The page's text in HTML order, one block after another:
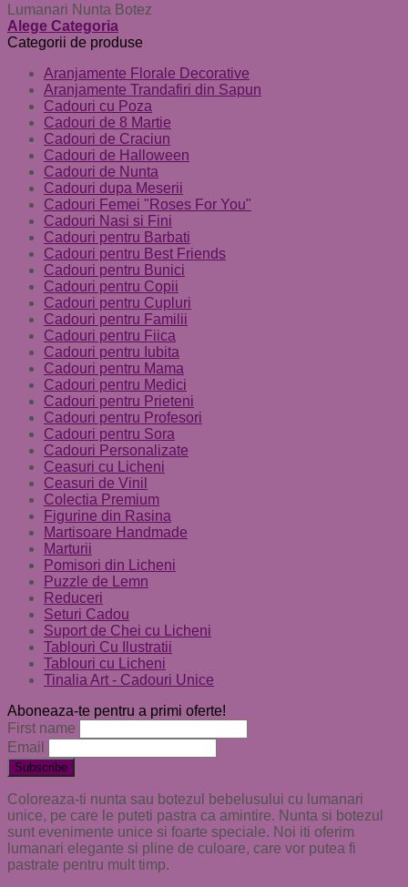
Lumanari Nunta Botez
Alege Categoria
Categorii de produse
Aranjamente Florale Decorative
Aranjamente Trandafiri din Sapun
Cadouri cu Poza
Cadouri de 8 Martie
Cadouri de Craciun
Cadouri de Halloween
Cadouri de Nunta
Cadouri dupa Meserii
Cadouri Femei "Roses For You"
Cadouri Nasi si Fini
Cadouri pentru Barbati
Cadouri pentru Best Friends
Cadouri pentru Bunici
Cadouri pentru Copii
Cadouri pentru Cupluri
Cadouri pentru Familii
Cadouri pentru Fiica
Cadouri pentru Iubita
Cadouri pentru Mama
Cadouri pentru Medici
Cadouri pentru Prieteni
Cadouri pentru Profesori
Cadouri pentru Sora
Cadouri Personalizate
Ceasuri cu Licheni
Ceasuri de Vinil
Colectia Premium
Figurine din Rasina
Martisoare Handmade
Marturii
Pomisori din Licheni
Puzzle de Lemn
Reduceri
Seturi Cadou
Suport de Chei cu Licheni
Tablouri Cu Ilustratii
Tablouri cu Licheni
Tinalia Art - Cadouri Unice
Aboneaza-te pentru a primi oferte!
First name
Email
Coloreaza-ti nunta sau botezul bebelusului cu lumanari
unice, pe care le puteti pastra ca amintire. Nunta si botezul
sunt evenimente unice si foarte speciale. Noi iti oferim
lumanari elegante si pline de culoare, care vor putea fi
pastrate pentru mult timp.